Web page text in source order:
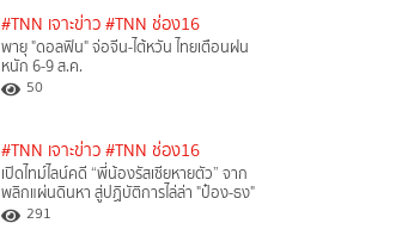
#TNN เจาะข่าว #TNN ช่อง16
พายุ "ดอลฟิน" จ่อจีน-ไต้หวัน ไทยเตือนฝน
หนัก 6-9 ส.ค.
50
#TNN เจาะข่าว #TNN ช่อง16
เปิดไทม์ไลน์คดี “พี่น้องรัสเซียหายตัว” จาก
พลิกแผ่นดินหา สู่ปฏิบัติการไล่ล่า "ป๋อง-ธง"
291